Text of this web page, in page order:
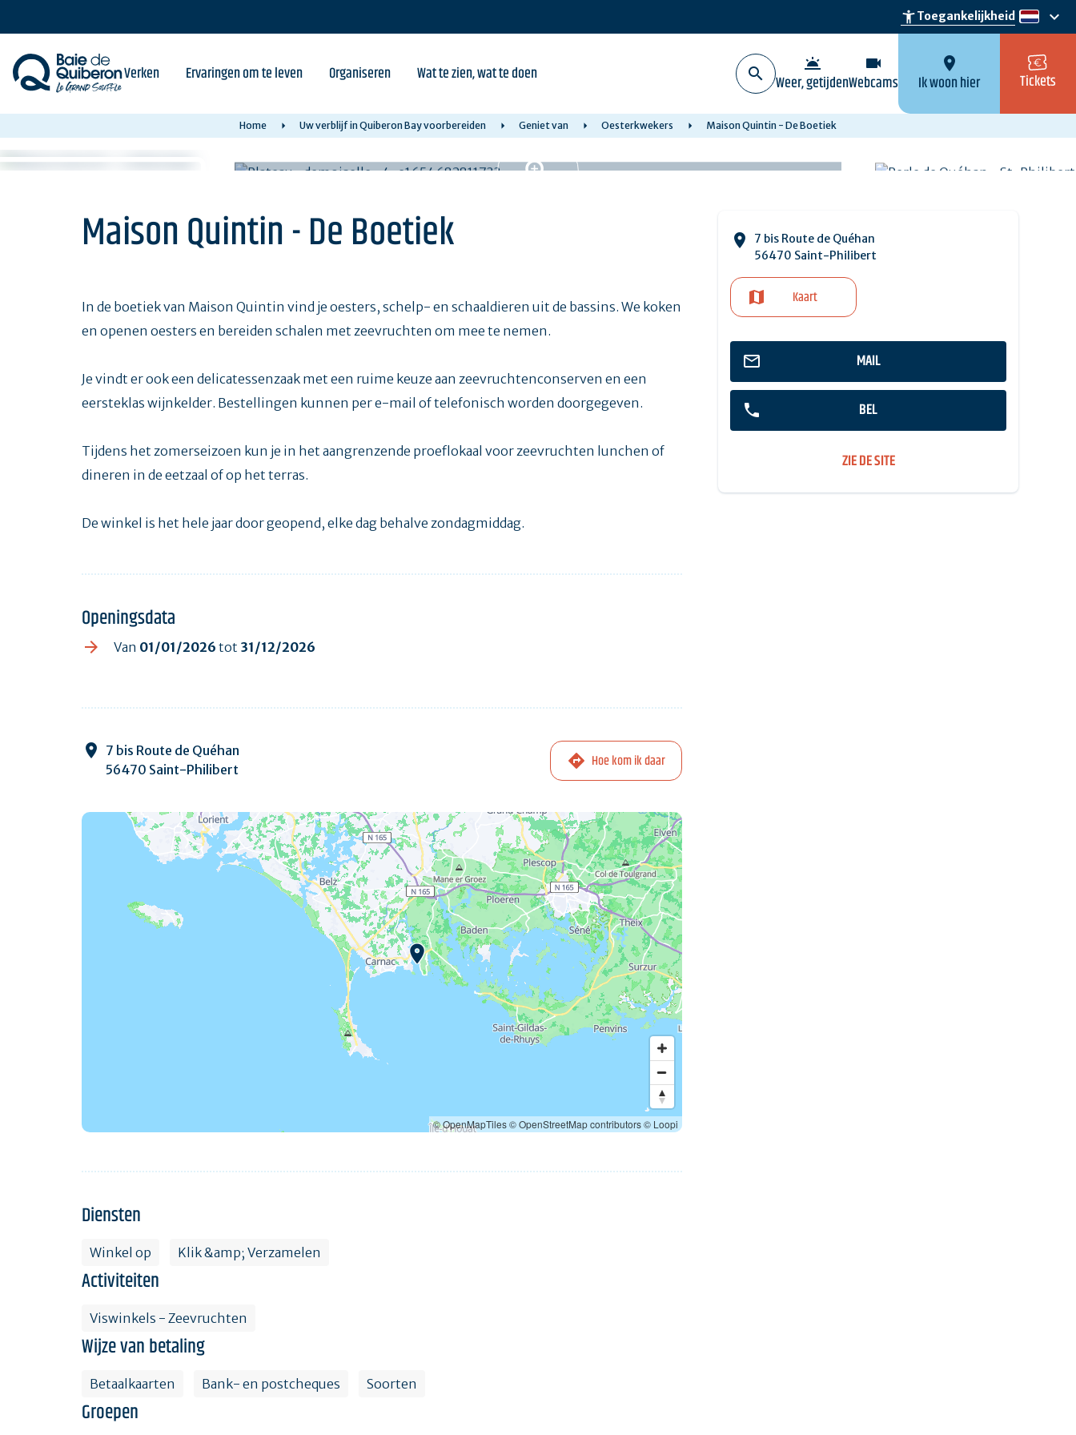
content
accessibility_newToegankelijkheid nl
keyboard_arrow_down
Verken Ervaringen om te leven Organiseren Wat te zien, wat te doen wb_twilight
Weer, getijden
videocam
Webcams
location_on
Ik woon hier Tickets
Home Uw verblijf in Quiberon Bay voorbereiden Geniet van Oesterkwekers Maison Quintin - De Boetiek
Maison Quintin - De Boetiek
7 bis Route de Quéhan
56470 Saint-Philibert
Kaart
MAIL
BEL
ZIE DE SITE
In de boetiek van Maison Quintin vind je oesters, schelp- en schaaldieren uit de bassins. We koken
en openen oesters en bereiden schalen met zeevruchten om mee te nemen.
Je vindt er ook een delicatessenzaak met een ruime keuze aan zeevruchtenconserven en een
eersteklas wijnkelder. Bestellingen kunnen per e-mail of telefonisch worden doorgegeven.
Tijdens het zomerseizoen kun je in het aangrenzende proeflokaal voor zeevruchten lunchen of
dineren in de eetzaal of op het terras.
De winkel is het hele jaar door geopend, elke dag behalve zondagmiddag.
Openingsdata
Van 01/01/2026 tot 31/12/2026
7 bis Route de Quéhan
56470 Saint-Philibert
Hoe kom ik daar
© OpenMapTiles© OpenStreetMap contributors© Loopi
Diensten
Winkel op Klik &amp; Verzamelen
Activiteiten
Viswinkels - Zeevruchten
Wijze van betaling
Betaalkaarten Bank- en postcheques Soorten
Groepen